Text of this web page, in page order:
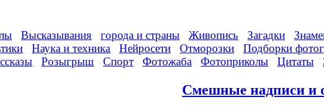
Высказывания города и страны Живопись Загадки
Наука и техника Нейросети Отморозки Подборки
Розыгрыш Спорт Фотожаба Фотоприколы Цитаты
Смешные надписи и